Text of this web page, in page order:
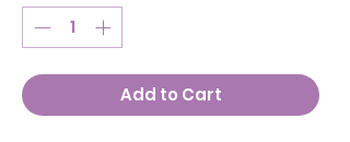
Add to Cart